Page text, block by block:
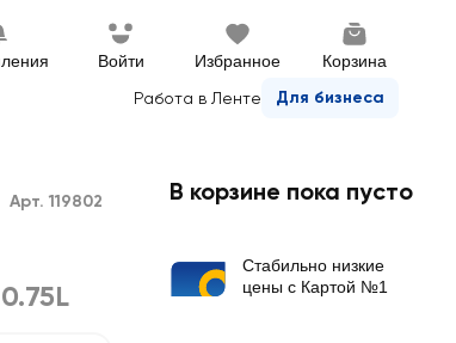
Войти Избранное Корзина
Работа в Ленте Для бизнеса
Арт. 119802
0.75L
В корзине пока пусто
Стабильно низкие
цены с Картой №1